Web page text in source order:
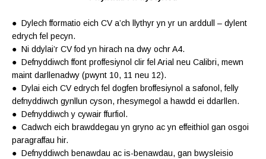
● Dylech fformatio eich CV a’ch llythyr yn yr un arddull – dylent
edrych fel pecyn.
● Ni ddylai’r CV fod yn hirach na dwy ochr A4.
● Defnyddiwch ffont proffesiynol clir fel Arial neu Calibri, mewn
maint darllenadwy (pwynt 10, 11 neu 12).
● Dylai eich CV edrych fel dogfen broffesiynol a safonol, felly
defnyddiwch gynllun cyson, rhesymegol a hawdd ei ddarllen.
● Defnyddiwch y cywair ffurfiol.
● Cadwch eich brawddegau yn gryno ac yn effeithiol gan osgoi
paragraffau hir.
● Defnyddiwch benawdau ac is-benawdau, gan bwysleisio